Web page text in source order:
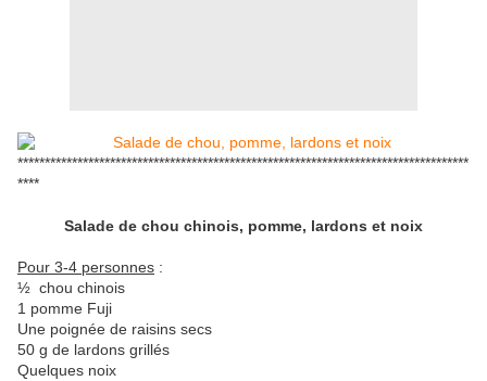
***********************************************************************************
****
Salade de chou chinois, pomme, lardons et noix
Pour 3-4 personnes :
½ chou chinois
1 pomme Fuji
Une poignée de raisins secs
50 g de lardons grillés
Quelques noix